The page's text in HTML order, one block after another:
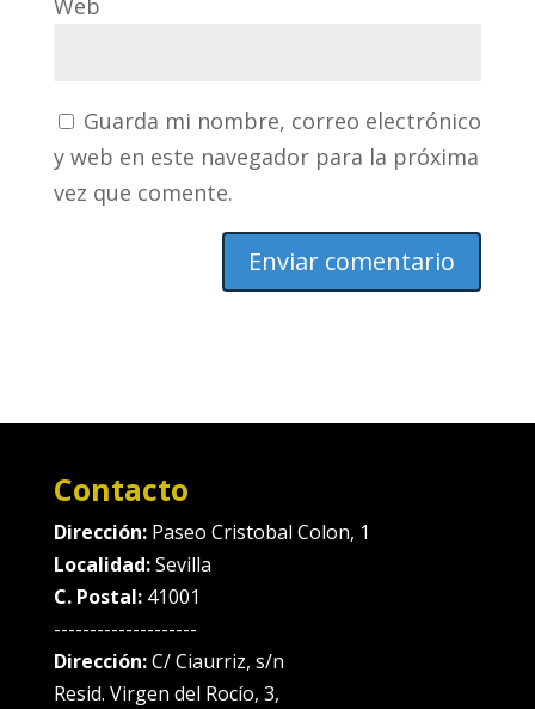
Web
Guarda mi nombre, correo electrónico
y web en este navegador para la próxima
vez que comente.
Contacto
Dirección: Paseo Cristobal Colon, 1
Localidad:Sevilla
C. Postal:41001
--------------------
Dirección:C/ Ciaurriz, s/n
Resid. Virgen del Rocío, 3,